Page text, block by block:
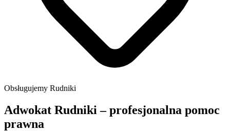
Obsługujemy Rudniki
Adwokat Rudniki – profesjonalna pomoc
prawna